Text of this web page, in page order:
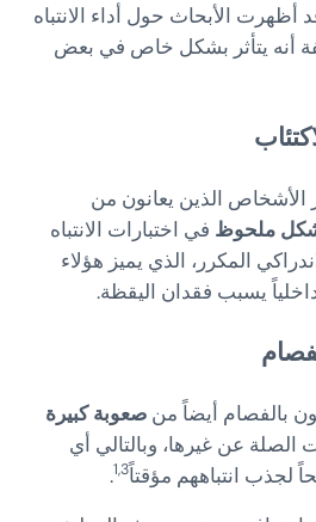
أظهرت الأبحاث حول أداء الانتباه
أنه يتأثر بشكل خاص في بعض
الأشخاص الذين يعانون من
ملحوظ في اختبارات الانتباه
المكرر، الذي يميز هؤلاء
يسبب فقدان اليقظة.
بالفصام أيضاً من صعوبة كبيرة
الصلة عن غيرها، وبالتالي أي
انتباههم مؤقتاً1,3
.